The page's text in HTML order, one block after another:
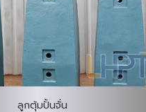
ลูกตุ้มปั้นจั่น